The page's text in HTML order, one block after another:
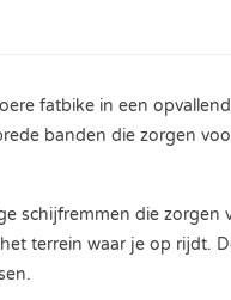
fatbike in een
banden die zorgen
schijfremmen die
terrein waar je op rijdt.